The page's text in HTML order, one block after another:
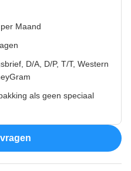
Maand
D/A, D/P, T/T, Western
als geen speciaal